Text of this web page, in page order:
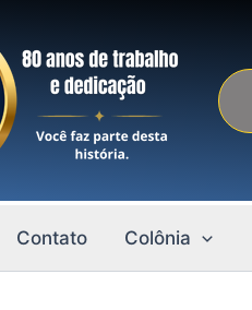
Contato Colônia